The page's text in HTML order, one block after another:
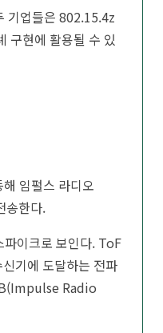
기업들은 802.15.4z
구현에 활용될 수 있
임펄스 라디오
송한다.
파이크로 보인다. ToF
기에 도달하는 전파
Radio